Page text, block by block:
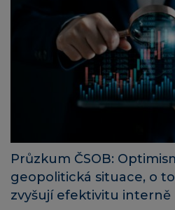
Průzkum ČSOB:
geopolitická situace, o
zvyšují efektivitu interně